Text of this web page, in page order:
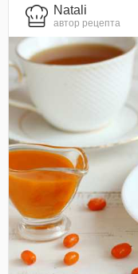
Natali
автор рецепта